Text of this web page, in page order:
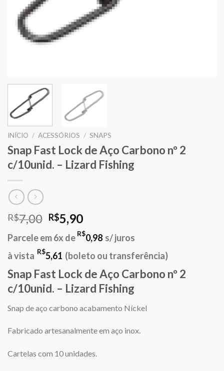
INÍCIO / ACESSÓRIOS / SNAPS
Snap Fast Lock de Aço Carbono nº 2
c/10unid. – Lizard Fishing
R$7,00 O
preço
original
era:
R$7,00.
R$5,90O
preço
atual
é:
R$5,90.
Parcele em 6x de R$0,98 s/ juros
à vista R$5,61 (boleto ou transferência)
Snap Fast Lock de Aço Carbono nº 2
c/10unid. – Lizard Fishing
Snap de aço carbono acabamento Níckel
Fabricado artesanalmente em aço inox.
Cartelas com 10 unidades.